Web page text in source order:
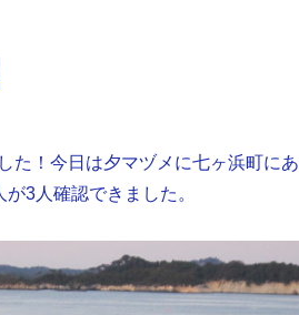
た！今日は夕マヅメに七ヶ浜町にあ
3人確認できました。